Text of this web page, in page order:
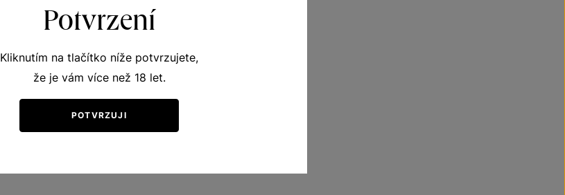
Potvrzení
Kliknutím na tlačítko níže potvrzujete,
že je vám více než 18 let.
POTVRZUJI